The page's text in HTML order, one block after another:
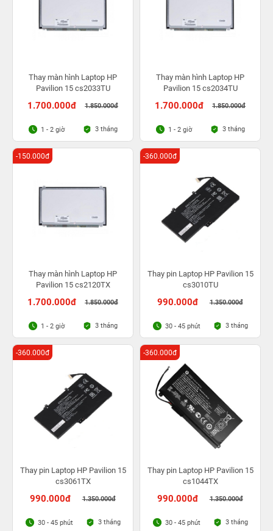
Thay màn hình Laptop HP
Pavilion 15 cs2033TU
1.700.000đ 1.850.000đ
1 - 2 giờ 3 tháng
Thay màn hình Laptop HP
Pavilion 15 cs2034TU
1.700.000đ 1.850.000đ
1 - 2 giờ 3 tháng
Thay màn hình Laptop HP
Pavilion 15 cs2120TX
1.700.000đ 1.850.000đ
-150.000đ
1 - 2 giờ 3 tháng
Thay pin Laptop HP Pavilion 15
cs3010TU
990.000đ 1.350.000đ
-360.000đ
30 - 45 phút 3 tháng
Thay pin Laptop HP Pavilion 15
cs3061TX
990.000đ 1.350.000đ
-360.000đ
30 - 45 phút 3 tháng
Thay pin Laptop HP Pavilion 15
cs1044TX
990.000đ 1.350.000đ
-360.000đ
30 - 45 phút 3 tháng